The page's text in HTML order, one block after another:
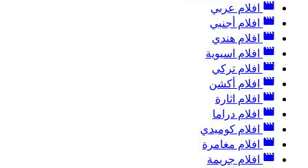
افلام عربي
افلام أجنبي
افلام هندي
افلام اسيوية
افلام تركي
افلام أكشن
افلام اثارة
افلام دراما
افلام كوميدي
افلام مغامرة
افلام جريمة